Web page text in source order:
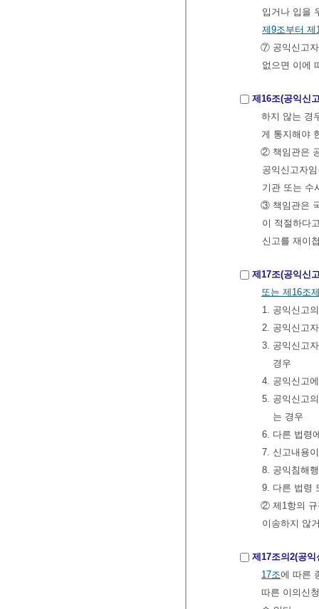
입거나 입을
제9조부터 제
⑦ 공익신고자
없으면 이에
제16조(공익신
하지 않는 경
게 통지해야
② 책임관은
공익신고자
기관 또는 수
③ 책임관은
이 적절하다
신고를 재이
제17조(공익신
또는 제16조
1. 공익신고
2. 공익신고
3. 공익신고
경우
4. 공익신고
5. 공익신고
는 경우
6. 다른 법령
7. 신고내용
8. 공익침해
9. 다른 법령
② 제1항의 규
이송하지 않
제17조의2(공
17조에 따른
따른 이의신